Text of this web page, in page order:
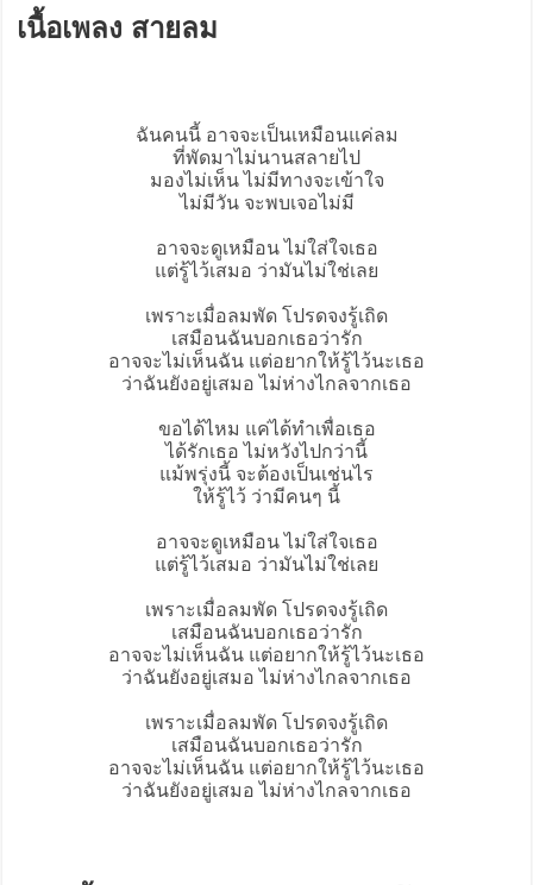
เนื้อเพลง สายลม
ฉันคนนี้ อาจจะเป็นเหมือนแค่ลม
ที่พัดมาไม่นานสลายไป
มองไม่เห็น ไม่มีทางจะเข้าใจ
ไม่มีวัน จะพบเจอไม่มี
อาจจะดูเหมือน ไม่ใส่ใจเธอ
แต่รู้ไว้เสมอ ว่ามันไม่ใช่เลย
เพราะเมื่อลมพัด โปรดจงรู้เถิด
เสมือนฉันบอกเธอว่ารัก
อาจจะไม่เห็นฉัน แต่อยากให้รู้ไว้นะเธอ
ว่าฉันยังอยู่เสมอ ไม่ห่างไกลจากเธอ
ขอได้ไหม แค่ได้ทำเพื่อเธอ
ได้รักเธอ ไม่หวังไปกว่านี้
แม้พรุ่งนี้ จะต้องเป็นเช่นไร
ให้รู้ไว้ ว่ามีคนๆ นี้
อาจจะดูเหมือน ไม่ใส่ใจเธอ
แต่รู้ไว้เสมอ ว่ามันไม่ใช่เลย
เพราะเมื่อลมพัด โปรดจงรู้เถิด
เสมือนฉันบอกเธอว่ารัก
อาจจะไม่เห็นฉัน แต่อยากให้รู้ไว้นะเธอ
ว่าฉันยังอยู่เสมอ ไม่ห่างไกลจากเธอ
เพราะเมื่อลมพัด โปรดจงรู้เถิด
เสมือนฉันบอกเธอว่ารัก
อาจจะไม่เห็นฉัน แต่อยากให้รู้ไว้นะเธอ
ว่าฉันยังอยู่เสมอ ไม่ห่างไกลจากเธอ